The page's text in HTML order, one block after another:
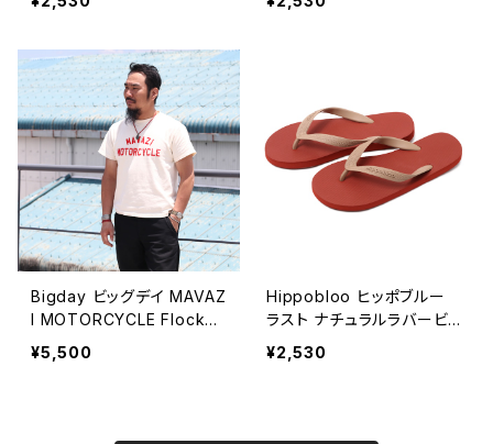
ズ レディース
ム メンズ レディース
Bigday ビッグデイ MAVAZ
I MOTORCYCLE Flocked
Print T-Shirt フロッキープ
リントTシャツ 全3色
¥5,500
Hippobloo ヒッポブルー
ラスト ナチュラルラバービ
ーチサンダル 天然ゴム メン
ズ レディース
¥2,530